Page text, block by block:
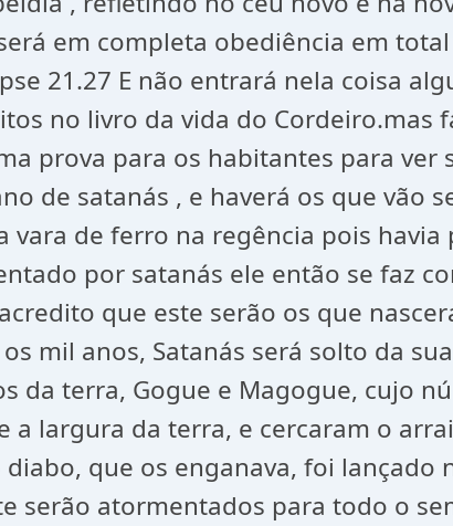
em completa obediência em
21.27 E não entrará nela coisa
no livro da vida do
prova para os habitantes para
de satanás , e haverá os que vão
vara de ferro na regência pois
por satanás ele então se faz
que este serão os que
os mil anos, Satanás será solto da
da terra, Gogue e Magogue, cujo
a largura da terra, e cercaram o
diabo, que os enganava, foi
serão atormentados para todo o